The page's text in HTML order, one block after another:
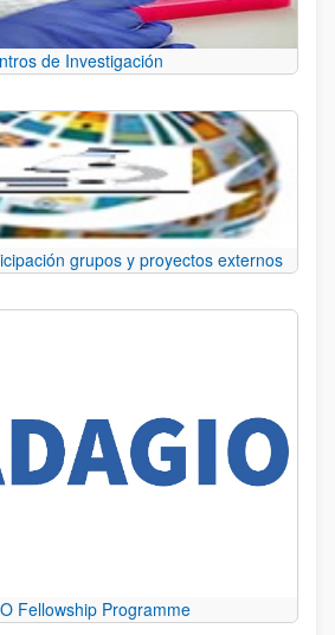
de Investigación
grupos y proyectos externos
Fellowship Programme